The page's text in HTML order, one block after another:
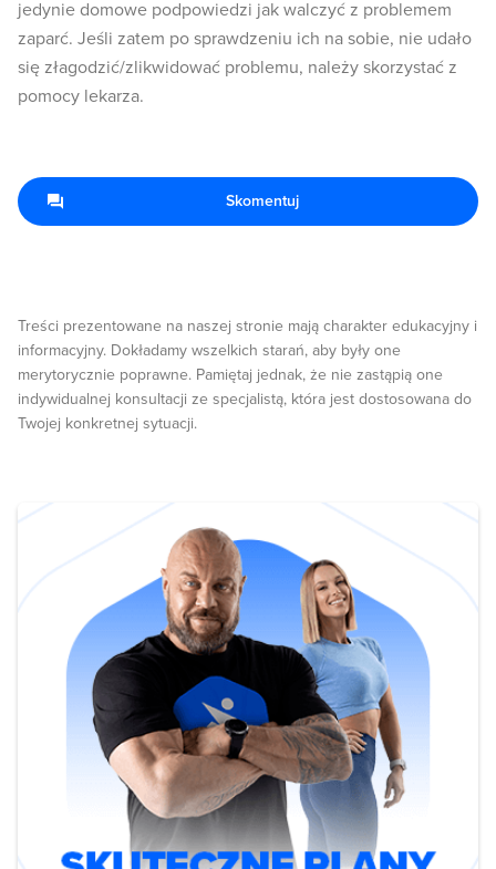
jedynie domowe podpowiedzi jak walczyć z problemem
zaparć. Jeśli zatem po sprawdzeniu ich na sobie, nie udało
się złagodzić/zlikwidować problemu, należy skorzystać z
pomocy lekarza.
Treści prezentowane na naszej stronie mają charakter edukacyjny i
informacyjny. Dokładamy wszelkich starań, aby były one
merytorycznie poprawne. Pamiętaj jednak, że nie zastąpią one
indywidualnej konsultacji ze specjalistą, która jest dostosowana do
Twojej konkretnej sytuacji.
Skomentuj